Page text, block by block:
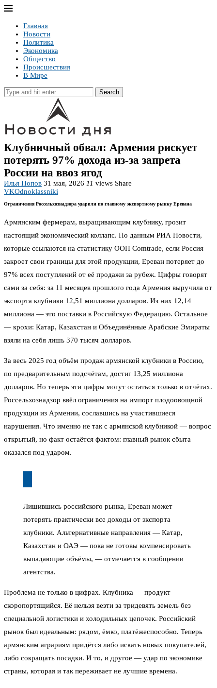
Главная
Новости
Политика
Экономика
Общество
Происшествия
В Мире
Search
Клубничный обвал: Армения рискует
потерять 97% дохода из-за запрета
России на ввоз ягод
Илья Попов 31 мая, 2026 11 views Share
VKOdnoklassniki
Ограничения Россельхознадзора ударили по главному экспортному рынку Еревана
Армянским фермерам, выращивающим клубнику, грозит
настоящий экономический коллапс. По данным РИА Новости,
которые ссылаются на статистику ООН Comtrade, если Россия
закроет свои границы для этой продукции, Ереван потеряет до
97% всех поступлений от её продажи за рубеж. Цифры говорят
сами за себя: за 11 месяцев прошлого года Армения выручила от
экспорта клубники 12,51 миллиона долларов. Из них 12,14
миллиона — это поставки в Российскую Федерацию. Остальное
— крохи: Катар, Казахстан и Объединённые Арабские Эмираты
взяли на себя лишь 370 тысяч долларов.
За весь 2025 год объём продаж армянской клубники в Россию,
по предварительным подсчётам, достиг 13,25 миллиона
долларов. Но теперь эти цифры могут остаться только в отчётах.
Россельхознадзор ввёл ограничения на импорт плодоовощной
продукции из Армении, сославшись на участившиеся
нарушения. Что именно не так с армянской клубникой — вопрос
открытый, но факт остаётся фактом: главный рынок сбыта
оказался под ударом.
Лишившись российского рынка, Ереван может
потерять практически все доходы от экспорта
клубники. Альтернативные направления — Катар,
Казахстан и ОАЭ — пока не готовы компенсировать
выпадающие объёмы, — отмечается в сообщении
агентства.
Проблема не только в цифрах. Клубника — продукт
скоропортящийся. Её нельзя везти за тридевять земель без
специальной логистики и холодильных цепочек. Российский
рынок был идеальным: рядом, ёмко, платёжеспособно. Теперь
армянским аграриям придётся либо искать новых покупателей,
либо сокращать посадки. И то, и другое — удар по экономике
страны, которая и так переживает не лучшие времена.